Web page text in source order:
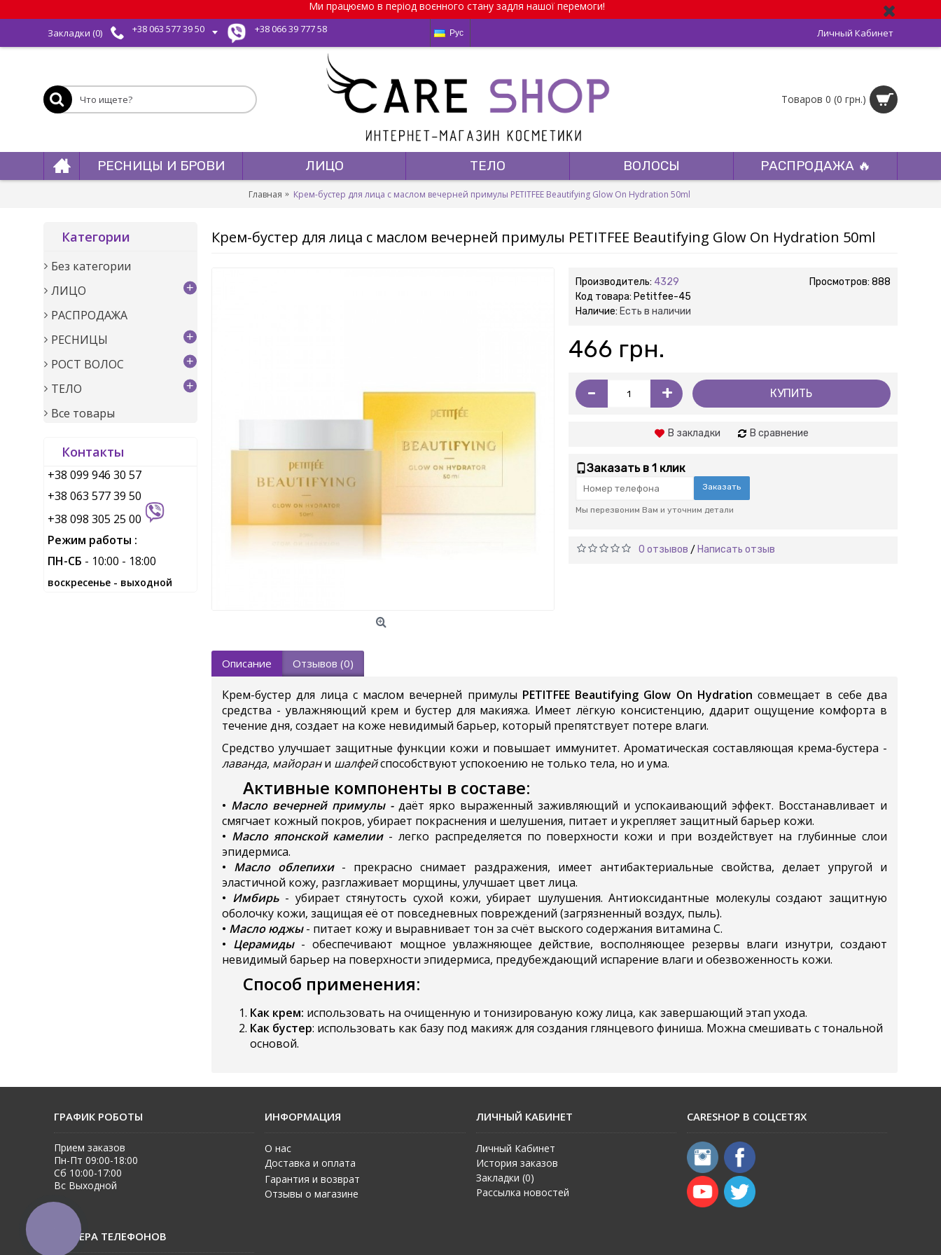
Ми працюємо в період воєнного стану задля нашої перемоги!
Закладки (0) +38 063 577 39 50 +38 066 39 777 58 Рус Личный Кабинет
Товаров 0 (0 грн.)
РЕСНИЦЫ И БРОВИ ЛИЦО ТЕЛО ВОЛОСЫ РАСПРОДАЖА 🔥
Главная Крем-бустер для лица с маслом вечерней примулы PETITFEE Beautifying Glow On Hydration 50ml
Категории
Без категории
ЛИЦО
+
РАСПРОДАЖА
РЕСНИЦЫ
+
РОСТ ВОЛОС +
ТЕЛО +
Все товары
Контакты
+38 099 946 30 57
+38 063 577 39 50
+38 098 305 25 00
Режим работы :
ПН-СБ - 10:00 - 18:00
воскресенье - выходной
Крем-бустер для лица с маслом вечерней примулы PETITFEE Beautifying Glow On Hydration 50ml
Просмотров: 888
Производитель: 4329
Код товара: Petitfee-45
Наличие: Есть в наличии
466 грн.
- + КУПИТЬ
В закладки В сравнение
Заказать в 1 клик
Заказать
Мы перезвоним Вам и уточним детали
0 отзывов / Написать отзыв
Описание Отзывов (0)
Крем-бустер для лица с маслом вечерней примулы PETITFEE Beautifying Glow On Hydration совмещает в себе два
средства - увлажняющий крем и бустер для макияжа. Имеет лёгкую консистенцию, ддарит ощущение комфорта в
течение дня, создает на коже невидимый барьер, который препятствует потере влаги.
Средство улучшает защитные функции кожи и повышает иммунитет. Ароматическая составляющая крема-бустера -
лаванда, майорани шалфейспособствуют успокоению не только тела, но и ума.
Активные компоненты в составе:
• Масло вечерней примулы - даёт ярко выраженный заживляющий и успокаивающий эффект. Восстанавливает и
смягчает кожный покров, убирает покраснения и шелушения, питает и укрепляет защитный барьер кожи.
• Масло японской камелии - легко распределяется по поверхности кожи и при воздействует на глубинные слои
эпидермиса.
• Масло облепихи - прекрасно снимает раздражения, имеет антибактериальные свойства, делает упругой и
эластичной кожу, разглаживает морщины, улучшает цвет лица.
• Имбирь - убирает стянутость сухой кожи, убирает шулушения. Антиоксидантные молекулы создают защитную
оболочку кожи, защищая её от повседневных повреждений (загрязненный воздух, пыль).
• Маслоюджы- питает кожу и выравнивает тон за счёт выского содержания витамина С.
• Церамиды - обеспечивают мощное увлажняющее действие, восполняющее резервы влаги изнутри, создают
невидимый барьер на поверхности эпидермиса, предубеждающий испарение влаги и обезвоженность кожи.
Способ применения:
Как крем: использовать на очищенную и тонизированую кожу лица, как завершающий этап ухода.
Как бустер: использовать как базу под макияж для создания глянцевого финиша. Можна смешивать с тональной
основой.
ГРАФИК РОБОТЫ
Прием заказов
Пн-Пт 09:00-18:00
Сб 10:00-17:00
Вс Выходной
ИНФОРМАЦИЯ
О нас
Доставка и оплата
Гарантия и возврат
Отзывы о магазине
ЛИЧНЫЙ КАБИНЕТ
Личный Кабинет
История заказов
Закладки (0)
Рассылка новостей
CARESHOP В СОЦСЕТЯХ
НОМЕРА ТЕЛЕФОНОВ